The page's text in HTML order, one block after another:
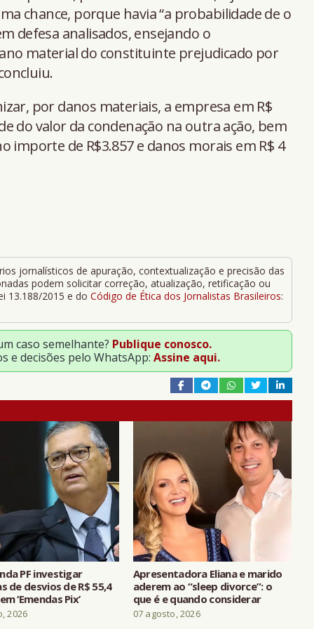
chance, porque havia “a probabilidade de o
defesa analisados, ensejando o
material do constituinte prejudicado por
por danos materiais, a empresa em R$
do valor da condenação na outra ação, bem
importe de R$3.857 e danos morais em R$ 4
jornalísticos de apuração, contextualização e precisão das
podem solicitar correção, atualização, retificação ou
13.188/2015 e do Código de Ética dos Jornalistas Brasileiros:
caso semelhante? Publique conosco.
e decisões pelo WhatsApp: Assine aqui.
PF investigar
de desvios de R$ 55,4
‘Emendas Pix’
2026
Apresentadora Eliana e marido
aderem ao “sleep divorce”: o
que é e quando considerar
07 agosto, 2026